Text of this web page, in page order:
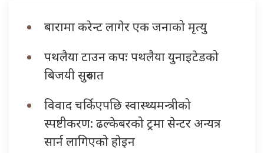
बारामा करेन्ट लागेर एक जनाको मृत्यु
पथलैया टाउन कपः पथलैया युनाइटेडको
बिजयी सुरुवात
विवाद चर्किएपछि स्वास्थ्यमन्त्रीको
स्पष्टीकरण: ढल्केबरको ट्रमा सेन्टर अन्यत्र
सार्न लागिएको होइन